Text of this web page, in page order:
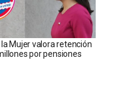
Mujer valora retención
por pensiones